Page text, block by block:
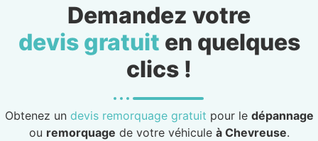
Demandez votre
devis gratuit en quelques
clics !
Obtenez un devis remorquage gratuit pour le dépannage
ou remorquage de votre véhicule à Chevreuse.